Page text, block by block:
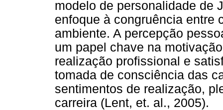
modelo de personalidade de
enfoque à congruência entre
ambiente. A percepção
um papel chave na
realização profissional e
tomada de consciência das
sentimentos de realização,
carreira (Lent, et. al., 2005).